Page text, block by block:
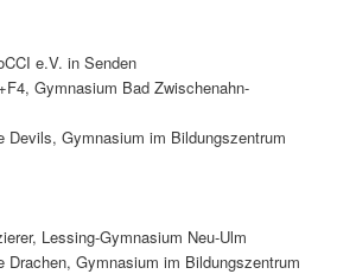
e.V. in Senden
Gymnasium Bad Zwischenahn-
Devils, Gymnasium im Bildungszentrum
Lessing-Gymnasium Neu-Ulm
Drachen, Gymnasium im Bildungszentrum